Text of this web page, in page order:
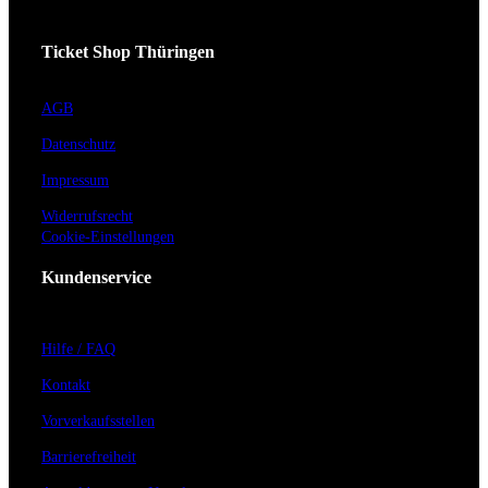
Ticket Shop Thüringen
AGB
Datenschutz
Impressum
Widerrufsrecht
Cookie-Einstellungen
Kundenservice
Hilfe / FAQ
Kontakt
Vorverkaufsstellen
Barrierefreiheit